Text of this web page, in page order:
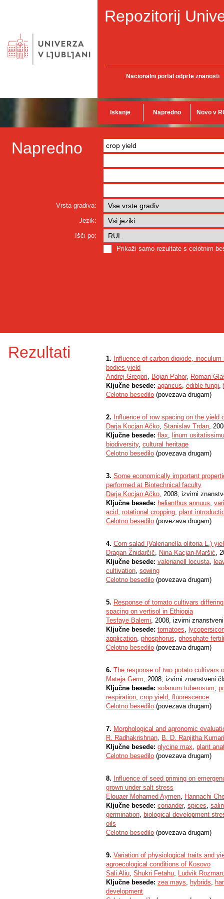
Repozitorij
Nacionalni portal odprte znanosti
Iskanje Napredno Novo v
Napredno
Vrsta gradiva:
Jezik:
Išči po:
Prikaži samo rezultate s celotnim
Rezultati 1. Influence of carbon dioxide,
bodies yield
Andrej Gregori, Bojan Pahor, Roman
Ključne besede: agaricus, edible fungi,
Celotno besedilo (povezava drugam)
2. Influence of row spacing on the
Darja Kocjan Ačko, Stanislav Trdan,
Ključne besede: flax, linum
biodiversity, cultural heritage
Celotno besedilo (povezava drugam)
3. Some economically important
performed at Biotechnical faculty
Darja Kocjan Ačko, 2008, izvirni
Ključne besede: helianthus annuus,
acid, rotational cropping, plant
Celotno besedilo (povezava drugam)
4. Corn salad (Valerianella olitoria L.)
Dragan Žnidarčič, Nina Kacjan-Maršić,
Ključne besede: valerianell locusta,
cultivation, sowing
Celotno besedilo (povezava drugam)
5. Response of tomato cultivars
spacing on vertisol in Ethiopia
Tesfaye Balemi, 2008, izvirni
Ključne besede: tomatoes,
application, phosphorus, phosphate
Celotno besedilo (povezava drugam)
6. The response of two potato cultivars
Mateja Germ, 2008, izvirni znanstveni
Ključne besede: solanum tuberosum,
respiration, crop yield, fluorescence
Celotno besedilo (povezava drugam)
7. Morphological and agronomic
R. Radhakrishnan, B. D. Ranjitha Kumari
Ključne besede: glycine max, plant
Celotno besedilo (povezava drugam)
8. Influence of seed priming on
grown under salt stress
Elouaer Mohamed Aymen, Hannachi
Ključne besede: coriander, spices,
germination, biological development
oils
Celotno besedilo (povezava drugam)
9. Variation of physiological traits and
agroecological conditions of Kosovo
Sali Aliu, Shukri Fetahu, Ludvik Rozman
Ključne besede: zea mays, hybrids,
development